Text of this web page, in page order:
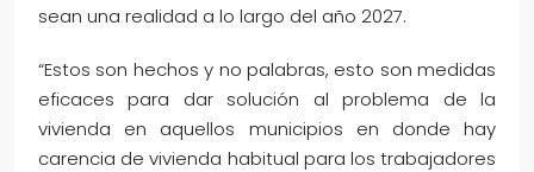
sean una realidad a lo largo del año 2027.
“Estos son hechos y no palabras, esto son medidas
eficaces para dar solución al problema de la
vivienda en aquellos municipios en donde hay
carencia de vivienda habitual para los trabajadores